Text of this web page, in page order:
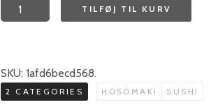
Tun
stk.
antal
TILFØJ TIL KURV
SKU: 1afd6becd568.
2 CATEGORIES HOSOMAKI SUSHI